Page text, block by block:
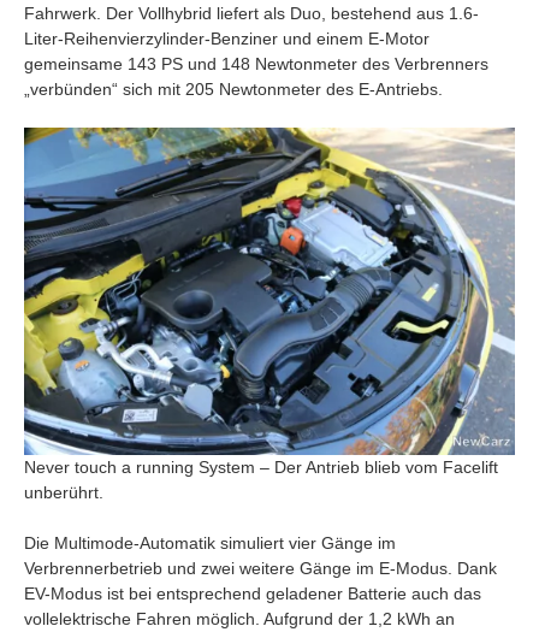
Fahrwerk. Der Vollhybrid liefert als Duo, bestehend aus 1.6-
Liter-Reihenvierzylinder-Benziner und einem E-Motor
gemeinsame 143 PS und 148 Newtonmeter des Verbrenners
„verbünden“ sich mit 205 Newtonmeter des E-Antriebs.
Never touch a running System – Der Antrieb blieb vom Facelift
unberührt.
Die Multimode-Automatik simuliert vier Gänge im
Verbrennerbetrieb und zwei weitere Gänge im E-Modus. Dank
EV-Modus ist bei entsprechend geladener Batterie auch das
vollelektrische Fahren möglich. Aufgrund der 1,2 kWh an